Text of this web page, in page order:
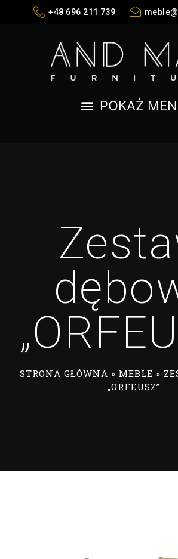
+48 696 211 739
STRONA GŁÓWNA » MEBLE »
„ORFEUSZ”